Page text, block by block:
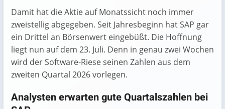
Damit hat die Aktie auf Monatssicht noch immer
zweistellig abgegeben. Seit Jahresbeginn hat SAP gar
ein Drittel an Börsenwert eingebüßt. Die Hoffnung
liegt nun auf dem 23. Juli. Denn in genau zwei Wochen
wird der Software-Riese seinen Zahlen aus dem
zweiten Quartal 2026 vorlegen.
Analysten erwarten gute Quartalszahlen bei